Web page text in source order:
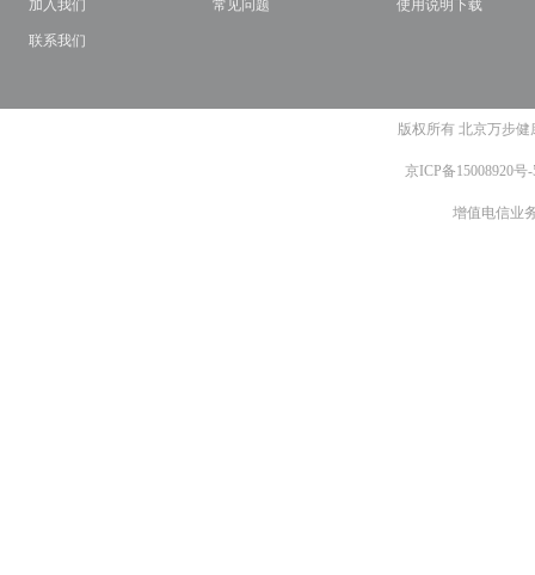
加入我们
联系我们
常见问题 使用说明下载
版权所有 北京万步
京ICP备15008920号-
增值电信业